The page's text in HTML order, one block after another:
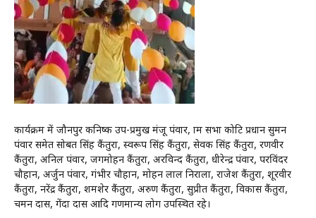
कार्यक्रम में जौनपुर कनिष्क उप-प्रमुख मंजू पंवार, ग्राम सभा कोटि प्रधान सुमन
पंवार समेत सोबत सिंह कैंतुरा, स्वरूप सिंह कैंतुरा, सेवक सिंह कैंतुरा, रणवीर
कैंतुरा, अनिल पंवार, जगमोहन कैंतुरा, अरविन्द कैंतुरा, धीरेन्द्र पंवार, परविंदर
चौहान, अर्जुन पंवार, गंभीर चौहान, मोहन लाल निराला, राजेश कैंतुरा, शूरवीर
कैंतुरा, नरेंद्र कैंतुरा, शमशेर कैंतुरा, अरुण कैंतुरा, सुप्रीत कैंतुरा, विकास कैंतुरा,
चमन दास, गेंदा दास आदि गणमान्य लोग उपस्थित रहे।